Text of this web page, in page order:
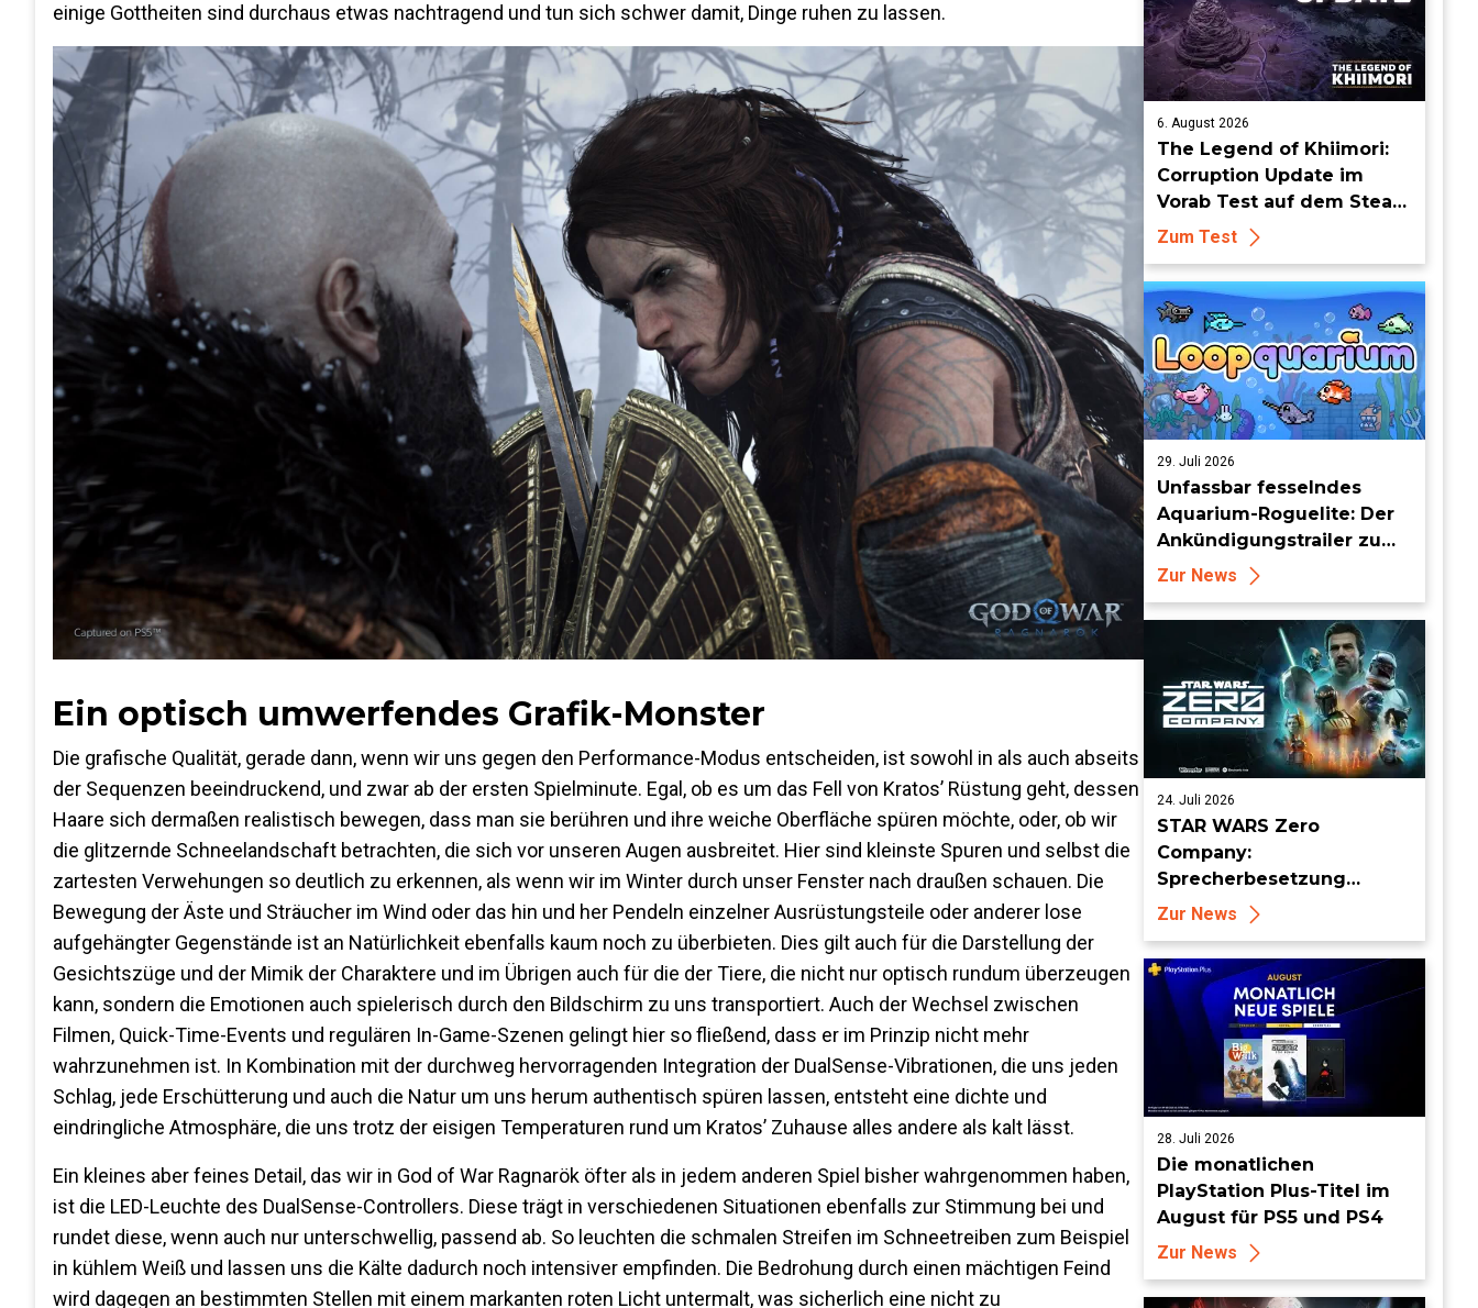
einige Gottheiten sind durchaus etwas nachtragend und tun sich schwer damit, Dinge ruhen zu lassen.
Ein optisch umwerfendes Grafik-Monster
Die grafische Qualität, gerade dann, wenn wir uns gegen den Performance-Modus entscheiden, ist sowohl in als auch abseits
der Sequenzen beeindruckend, und zwar ab der ersten Spielminute. Egal, ob es um das Fell von Kratos’ Rüstung geht, dessen
Haare sich dermaßen realistisch bewegen, dass man sie berühren und ihre weiche Oberfläche spüren möchte, oder, ob wir
die glitzernde Schneelandschaft betrachten, die sich vor unseren Augen ausbreitet. Hier sind kleinste Spuren und selbst die
zartesten Verwehungen so deutlich zu erkennen, als wenn wir im Winter durch unser Fenster nach draußen schauen. Die
Bewegung der Äste und Sträucher im Wind oder das hin und her Pendeln einzelner Ausrüstungsteile oder anderer lose
aufgehängter Gegenstände ist an Natürlichkeit ebenfalls kaum noch zu überbieten. Dies gilt auch für die Darstellung der
Gesichtszüge und der Mimik der Charaktere und im Übrigen auch für die der Tiere, die nicht nur optisch rundum überzeugen
kann, sondern die Emotionen auch spielerisch durch den Bildschirm zu uns transportiert. Auch der Wechsel zwischen
Filmen, Quick-Time-Events und regulären In-Game-Szenen gelingt hier so fließend, dass er im Prinzip nicht mehr
wahrzunehmen ist. In Kombination mit der durchweg hervorragenden Integration der DualSense-Vibrationen, die uns jeden
Schlag, jede Erschütterung und auch die Natur um uns herum authentisch spüren lassen, entsteht eine dichte und
eindringliche Atmosphäre, die uns trotz der eisigen Temperaturen rund um Kratos’ Zuhause alles andere als kalt lässt.
Ein kleines aber feines Detail, das wir in God of War Ragnarök öfter als in jedem anderen Spiel bisher wahrgenommen haben,
ist die LED-Leuchte des DualSense-Controllers. Diese trägt in verschiedenen Situationen ebenfalls zur Stimmung bei und
rundet diese, wenn auch nur unterschwellig, passend ab. So leuchten die schmalen Streifen im Schneetreiben zum Beispiel
in kühlem Weiß und lassen uns die Kälte dadurch noch intensiver empfinden. Die Bedrohung durch einen mächtigen Feind
wird dagegen an bestimmten Stellen mit einem markanten roten Licht untermalt, was sicherlich eine nicht zu
6. August 2026
The Legend of Khiimori:
Corruption Update im
Vorab Test auf dem Steam
Deck - Die Idylle bekommt
dunkle Risse
Zum Test
29. Juli 2026
Unfassbar fesselndes
Aquarium-Roguelite: Der
Ankündigungstrailer zu
Loopquarium
Zur News
24. Juli 2026
STAR WARS Zero
Company:
Sprecherbesetzung
enthüllt und Auftritt auf
der San Diego Comic Con
angekündigt
Zur News
28. Juli 2026
Die monatlichen
PlayStation Plus-Titel im
August für PS5 und PS4
Zur News